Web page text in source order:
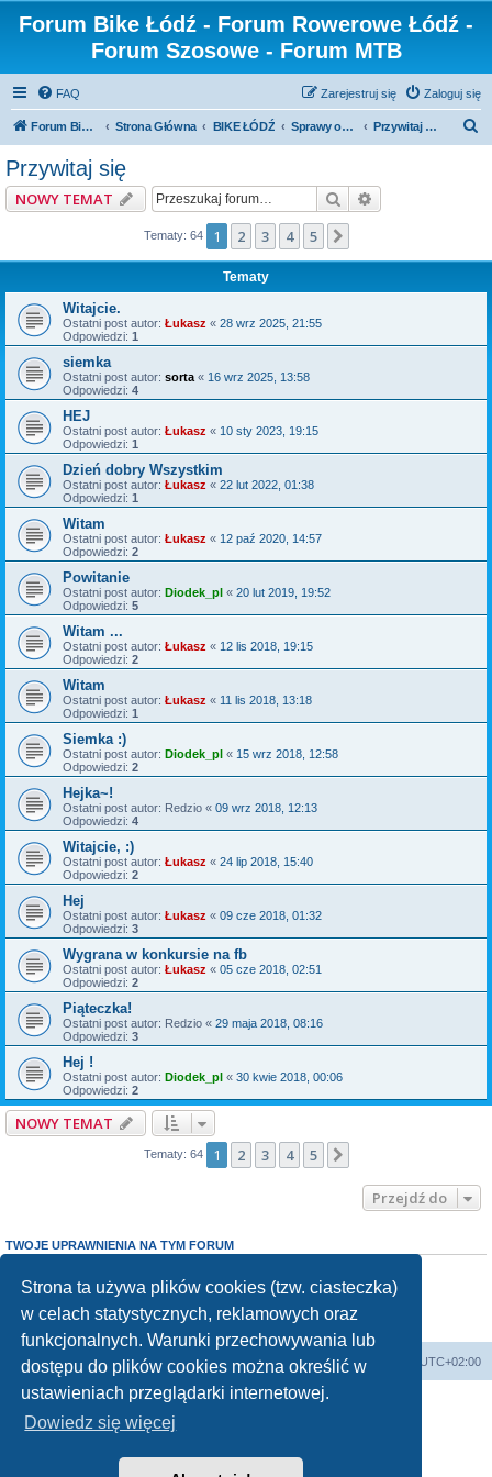
Strona ta używa plików cookies (tzw. ciasteczka)
w celach statystycznych, reklamowych oraz
funkcjonalnych. Warunki przechowywania lub
dostępu do plików cookies można określić w
ustawieniach przeglądarki internetowej.
Dowiedz się więcej
Forum Bike Łódź - Forum Rowerowe Łódź -
Forum Szosowe - Forum MTB
FAQ Zaloguj się
Zarejestruj się
Forum Bike Łódź - Forum Rowerowe Łódź - Forum Szosowe - Forum MTB Strona Główna BIKE ŁÓDŹ Sprawy organizacyjne forum Przywitaj się
Przywitaj się
NOWY TEMAT Szukaj
Tematy: 64 1 2 3 4 5
Tematy
Witajcie.
Ostatni post autor: Łukasz « 28 wrz 2025, 21:55
Odpowiedzi: 1
siemka
Ostatni post autor: sorta « 16 wrz 2025, 13:58
Odpowiedzi: 4
HEJ
Ostatni post autor: Łukasz « 10 sty 2023, 19:15
Odpowiedzi: 1
Dzień dobry Wszystkim
Ostatni post autor: Łukasz « 22 lut 2022, 01:38
Odpowiedzi: 1
Witam
Ostatni post autor: Łukasz « 12 paź 2020, 14:57
Odpowiedzi: 2
Powitanie
Ostatni post autor: Diodek_pl « 20 lut 2019, 19:52
Odpowiedzi: 5
Witam ...
Ostatni post autor: Łukasz « 12 lis 2018, 19:15
Odpowiedzi: 2
Witam
Ostatni post autor: Łukasz « 11 lis 2018, 13:18
Odpowiedzi: 1
Siemka :)
Ostatni post autor: Diodek_pl « 15 wrz 2018, 12:58
Odpowiedzi: 2
Hejka~!
Ostatni post autor: Redzio « 09 wrz 2018, 12:13
Odpowiedzi: 4
Witajcie, :)
Ostatni post autor: Łukasz « 24 lip 2018, 15:40
Odpowiedzi: 2
Hej
Ostatni post autor: Łukasz « 09 cze 2018, 01:32
Odpowiedzi: 3
Wygrana w konkursie na fb
Ostatni post autor: Łukasz « 05 cze 2018, 02:51
Odpowiedzi: 2
Piąteczka!
Ostatni post autor: Redzio « 29 maja 2018, 08:16
Odpowiedzi: 3
Hej !
Ostatni post autor: Diodek_pl « 30 kwie 2018, 00:06
Odpowiedzi: 2
NOWY TEMAT
Tematy: 64 1 2 3 4 5
Przejdź do
TWOJE UPRAWNIENIA NA TYM FORUM
Nie możesz odpowiadać w tematach
Nie możesz zmieniać swoich postów
Nie możeszusuwać swoich postów
dodawać załączników
Forum Bike Łódź - Forum Rowerowe Łódź - Forum Szosowe - Forum MTB Strona Główna Strefa czasowa UTC+02:00
Linki partnerskie: strony www lodz Fotografia Analogowa